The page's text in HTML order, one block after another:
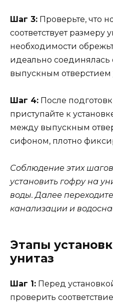
Шаг 3: Проверьте, что
соответствует размеру
необходимости
идеально
выпускным отверстием
Шаг 4: После
приступайте к
между выпускным
сифоном, плотно
Соблюдение этих
установить гофру на
воды. Далее
канализации и
Этапы
унитаз
Шаг 1: Перед
проверить